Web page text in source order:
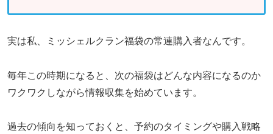
実は私、ミッシェルクラン福袋の常連購入者なんです。
毎年この時期になると、次の福袋はどんな内容になるのか
ワクワクしながら情報収集を始めています。
過去の傾向を知っておくと、予約のタイミングや購入戦略